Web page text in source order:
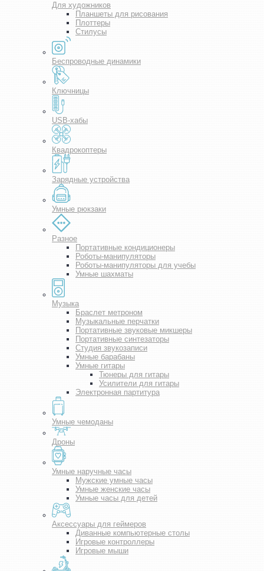
Для художников
Планшеты для рисования
Плоттеры
Стилусы
Беспроводные динамики
Ключницы
USB-хабы
Квадрокоптеры
Зарядные устройства
Умные рюкзаки
Разное
Портативные кондиционеры
Роботы-манипуляторы
Роботы-манипуляторы для учебы
Умные шахматы
Музыка
Браслет метроном
Музыкальные перчатки
Портативные звуковые микшеры
Портативные синтезаторы
Студия звукозаписи
Умные барабаны
Умные гитары
Тюнеры для гитары
Усилители для гитары
Электронная партитура
Умные чемоданы
Дроны
Умные наручные часы
Мужские умные часы
Умные женские часы
Умные часы для детей
Аксессуары для геймеров
Диванные компьютерные столы
Игровые контроллеры
Игровые мыши